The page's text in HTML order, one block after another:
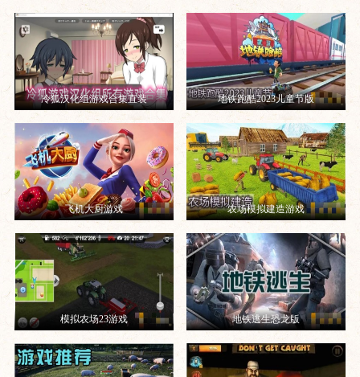
冷狐汉化组游戏合集直装 地铁跑酷2023儿童节版
飞机大厨游戏 农场模拟建造游戏
模拟农场23游戏 地铁逃生恐龙版